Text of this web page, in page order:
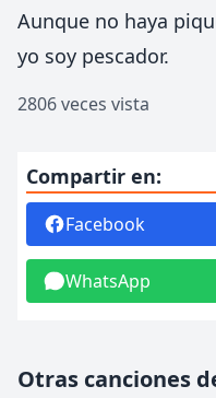
Aunque no haya
yo soy pescador.
2806 veces vista
Compartir en:
Facebook
WhatsApp
Otras canciones